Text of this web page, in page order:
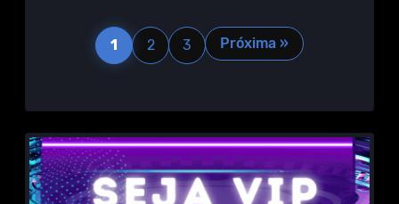
1 2 3 Próxima »